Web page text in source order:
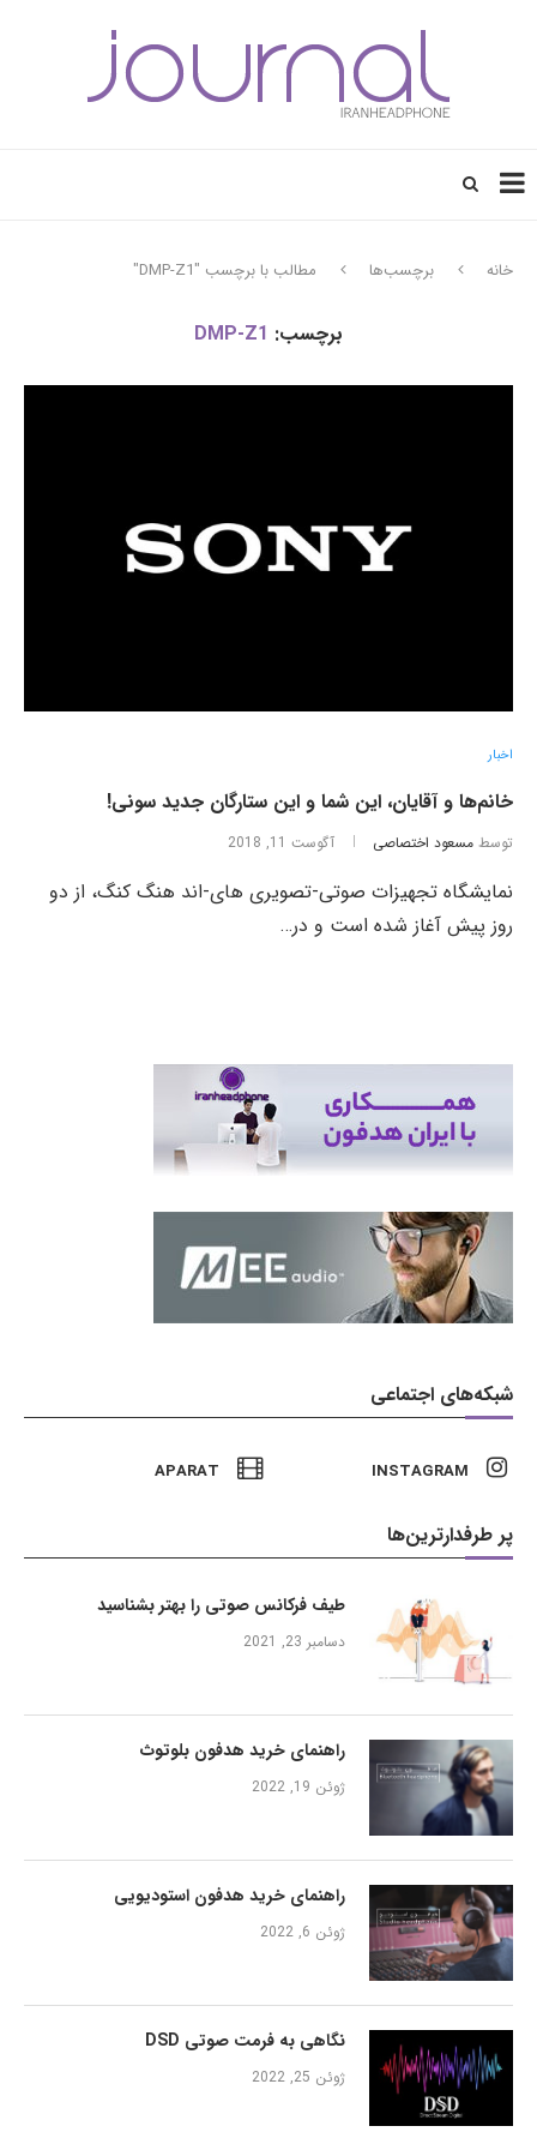
خانه برچسب‌ها مطالب با برچسب "DMP-Z1"
برچسب: DMP-Z1
اخبار
خانم‌ها و آقایان، این شما و این ستارگان جدید سونی!
توسط مسعود اختصاصی آگوست 11, 2018
نمایشگاه‌ تجهیزات صوتی-تصویری های‌-اند هنگ کنگ، از دو
روز پیش آغاز شده است و در…
شبکه‌های اجتماعی
INSTAGRAM
APARAT
پر طرفدارترین‌ها
طیف فرکانس صوتی را بهتر بشناسید
دسامبر 23, 2021
راهنمای خرید هدفون بلوتوث
ژوئن 19, 2022
راهنمای خرید هدفون استودیویی
ژوئن 6, 2022
نگاهی به فرمت صوتی DSD
ژوئن 25, 2022